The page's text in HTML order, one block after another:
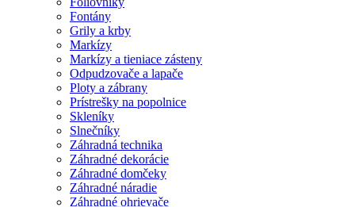
Fontány
Grily a krby
Markízy
Markízy a tieniace zásteny
Odpudzovače a lapače
Ploty a zábrany
Prístrešky na popolnice
Skleníky
Slnečníky
Záhradná technika
Záhradné dekorácie
Záhradné domčeky
Záhradné náradie
Záhradné ohrievače